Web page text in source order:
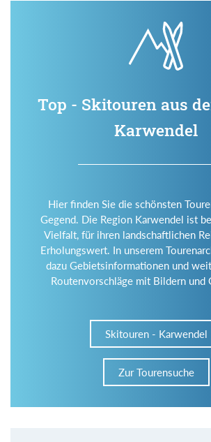
Top - Skitouren aus
Karwendel
Hier finden Sie die schönsten
Gegend. Die Region Karwendel ist
Vielfalt, für ihren landschaftlichen
Erholungswert. In unserem
dazu Gebietsinformationen und
Routenvorschläge mit Bildern und
Skitouren - Karwendel
Zur Tourensuche